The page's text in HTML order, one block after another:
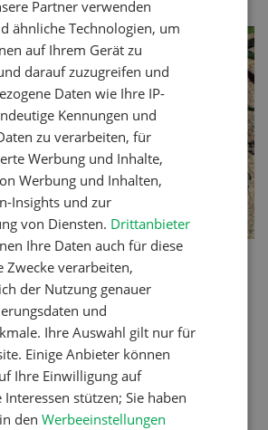
mit
haben schwierige
da sie die Nährstoffe
Die Wurzelentwicklung
n...
Partner verwenden
ähnliche Technologien, um
auf Ihrem Gerät zu
darauf zuzugreifen und
Daten wie Ihre IP-
Kennungen und
zu verarbeiten, für
Werbung und Inhalte,
Werbung und Inhalten,
Insights und zur
von Diensten. Drittanbieter
Ihre Daten auch für diese
Zwecke verarbeiten,
der Nutzung genauer
und
Ihre Auswahl gilt nur für
Einige Anbieter können
Ihre Einwilligung auf
Interessen stützen; Sie haben
in denWerbeeinstellungen